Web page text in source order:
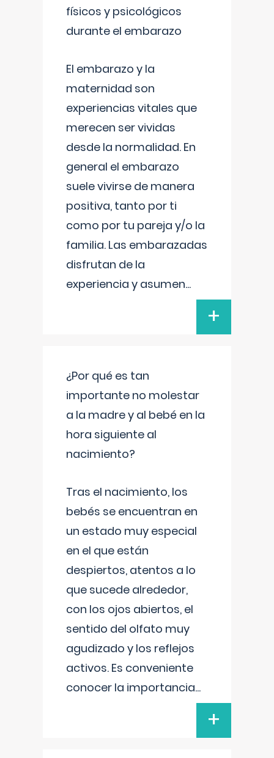
físicos y psicológicos
durante el embarazo
El embarazo y la
maternidad son
experiencias vitales que
merecen ser vividas
desde la normalidad. En
general el embarazo
suele vivirse de manera
positiva, tanto por ti
como por tu pareja y/o la
familia. Las embarazadas
disfrutan de la
experiencia y asumen...
+
¿Por qué es tan
importante no molestar
a la madre y al bebé en la
hora siguiente al
nacimiento?
Tras el nacimiento, los
bebés se encuentran en
un estado muy especial
en el que están
despiertos, atentos a lo
que sucede alrededor,
con los ojos abiertos, el
sentido del olfato muy
agudizado y los reflejos
activos. Es conveniente
conocer la importancia...
+